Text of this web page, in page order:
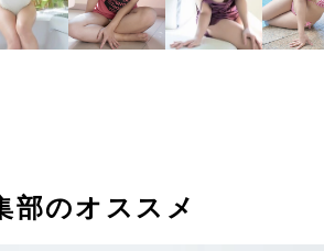
部のオススメ